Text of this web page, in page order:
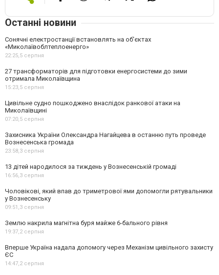
Останні новини
Сонячні електростанції встановлять на об'єктах
«Миколаївоблтеплоенерго»
22:25,5 серпня
27 трансформаторів для підготовки енергосистеми до зими
отримала Миколаївщина
15:23,5 серпня
Цивільне судно пошкоджено внаслідок ранкової атаки на
Миколаївщині
07:20,5 серпня
Захисника України Олександра Нагайцева в останню путь проведе
Вознесенська громада
23:58,3 серпня
13 дітей народилося за тиждень у Вознесенській громаді
16:56,3 серпня
Чоловікові, який впав до триметрової ями допомогли рятувальники
у Вознесенську
09:51,3 серпня
Землю накрила магнітна буря майже 6-бального рівня
19:37,2 серпня
Вперше Україна надала допомогу через Механізм цивільного захисту
ЄС
14:47,2 серпня